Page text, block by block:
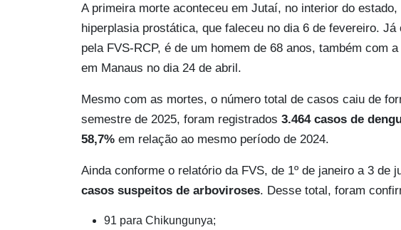
A primeira morte aconteceu em Jutaí, no interior do
hiperplasia prostática, que faleceu no dia 6 de fevereiro.
pela FVS-RCP, é de um homem de 68 anos, também com
em Manaus no dia 24 de abril.
Mesmo com as mortes, o número total de casos caiu de
semestre de 2025, foram registrados 3.464 casos de
58,7% em relação ao mesmo período de 2024.
Ainda conforme o relatório da FVS, de 1º de janeiro a 3 de
casos suspeitos de arboviroses. Desse total, foram
91 para Chikungunya;